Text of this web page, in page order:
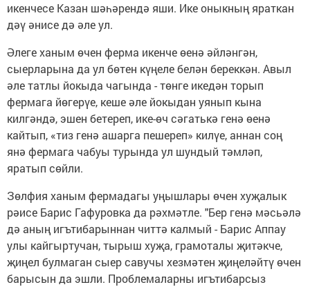
икенчесе Казан шәһәрендә яши. Ике оныкның яраткан
дәү әнисе дә әле ул.
Әлеге ханым өчен ферма икенче өенә әйләнгән,
сыерларына да ул бөтен күңеле белән береккән. Авыл
әле татлы йокыда чагында - төнге икедән торып
фермага йөгерүе, кеше әле йокыдан уянып кына
килгәндә, эшен бетереп, ике-өч сәгатькә генә өенә
кайтып, «тиз генә ашарга пешереп» килүе, аннан соң
янә фермага чабуы турында ул шундый тәмләп,
яратып сөйли.
Зөлфия ханым фермадагы уңышлары өчен хуҗалык
рәисе Барис Гафуровка да рәхмәтле. "Бер генә мәсьәлә
дә аның игътибарыннан читтә калмый - Барис Аппау
улы кайгыртучан, тырыш хуҗа, грамоталы җитәкче,
җиңел булмаган сыер савучы хезмәтен җиңеләйтү өчен
барысын да эшли. Проблемаларны игътибарсыз